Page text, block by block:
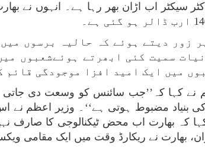
زور دیتے ہوئے کہ حالیہ برسوں
سمیت کئی ابھرتے ہوئےشعبوں
میں ایک امید افزا موجودگی قائم
نے کہا کہ’’جب سائنس کو وسعت دی جاتی
بھارت نے ریکارڈ وقت میں ایک مقامی